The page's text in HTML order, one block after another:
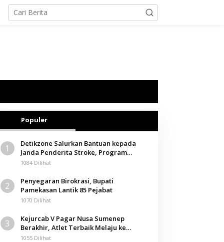
Populer
1
Detikzone Salurkan Bantuan kepada
Janda Penderita Stroke, Program
Berbagi Masuki Hari ke-61
1084 Dilihat
2
Penyegaran Birokrasi, Bupati
Pamekasan Lantik 85 Pejabat
1070 Dilihat
3
Kejurcab V Pagar Nusa Sumenep
Berakhir, Atlet Terbaik Melaju ke
Kejurwil Jatim
1055 Dilihat